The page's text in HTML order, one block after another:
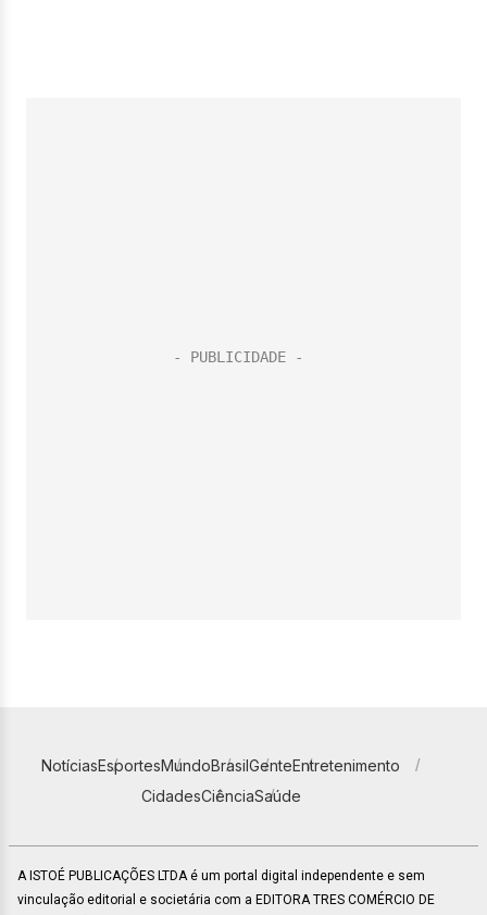
NotíciasEsportesMundoBrasilGenteEntretenimento
CidadesCiênciaSaúde
A ISTOÉ PUBLICAÇÕES LTDA é um portal digital independente e sem
vinculação editorial e societária com a EDITORA TRES COMÉRCIO DE